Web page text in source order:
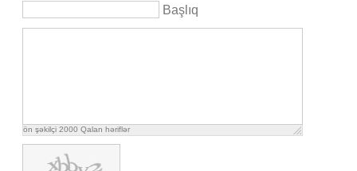
Başlıq
ön şəkilçi 2000 Qalan həriflər